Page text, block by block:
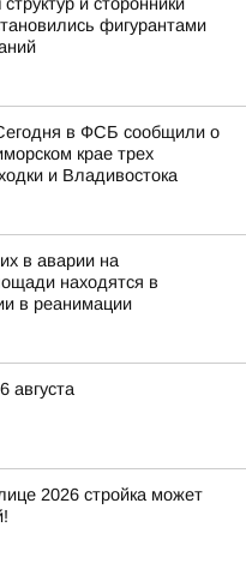
фигурантами
в ФСБ сообщили о
крае трех
и Владивостока
в аварии на
находятся в
в реанимации
августа
2026 стройка может